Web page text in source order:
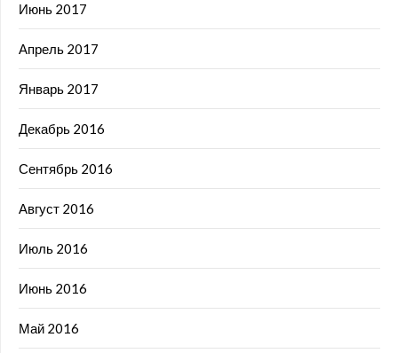
Июнь 2017
Апрель 2017
Январь 2017
Декабрь 2016
Сентябрь 2016
Август 2016
Июль 2016
Июнь 2016
Май 2016